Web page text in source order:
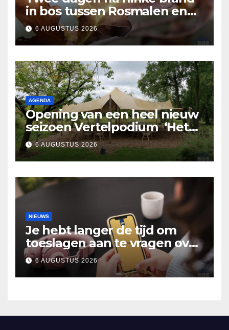
in bos tussen Rosmalen en
Nuland
6 AUGUSTUS 2026
AGENDA
Opening van een heel nieuw
seizoen Vertelpodium ‘Het
Lopende Vuur’. Landelijke
verhalen in Bomentuin D’n
Hooidonk
6 AUGUSTUS 2026
NIEUWS
Je hebt langer de tijd om
toeslagen aan te vragen over
2025
6 AUGUSTUS 2026